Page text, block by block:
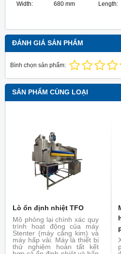
Width: 680 mm Length:
ĐÁNH GIÁ SẢN PHẨM
Bình chọn sản phẩm:
SẢN PHẨM CÙNG LOẠI
Lò ổn định nhiệt TFO
Mô phỏng lại chính xác quy
trình hoạt động của máy
Stenter (máy căng kim) và
máy hấp vải. Máy là thiết bị
thử nghiệm hoàn tất kết